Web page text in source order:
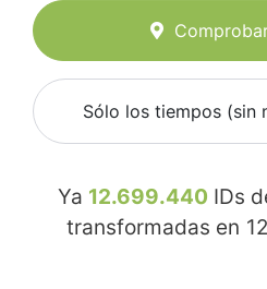
Sólo los tiempos (sin
Ya 12.699.440 IDs
transformadas en